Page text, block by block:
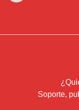
Soporte,